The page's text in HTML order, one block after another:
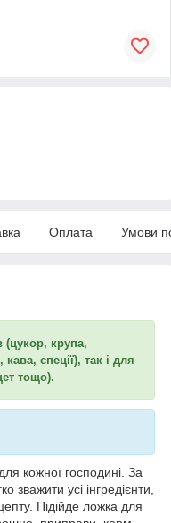
Оплата Умови
(цукор, крупа,
спеції), так і для
тощо).
кожної господині. За
усі інгредієнти,
Підійде ложка для